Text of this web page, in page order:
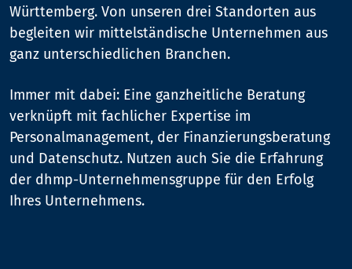
Württemberg. Von unseren drei Standorten aus
begleiten wir mittelständische Unternehmen aus
ganz unterschiedlichen Branchen.
Immer mit dabei: Eine ganzheitliche Beratung
verknüpft mit fachlicher Expertise im
Personalmanagement, der Finanzierungsberatung
und Datenschutz. Nutzen auch Sie die Erfahrung
der dhmp-Unternehmensgruppe für den Erfolg
Ihres Unternehmens.
00
0
1